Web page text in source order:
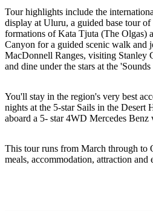
Sign
up
Tour highlights include the
display at Uluru, a guided base tour
formations of Kata Tjuta (The Olgas)
Canyon for a guided scenic walk and
MacDonnell Ranges, visiting Stanley
and dine under the stars at the
You'll stay in the region's very best
nights at the 5-star Sails in the Desert
aboard a 5- star 4WD Mercedes Benz
This tour runs from March through to
meals, accommodation, attraction and